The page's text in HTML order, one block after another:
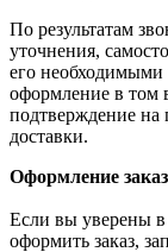
По результатам
уточнения,
его необходимыми
оформление в том
подтверждение
доставки.
Оформление
Если вы уверены в
оформить заказ,